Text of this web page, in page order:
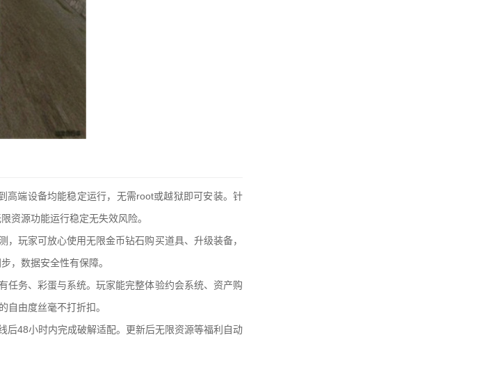
高端设备均能稳定运行，无需root或越狱即可安装。针
资源功能运行稳定无失效风险。
玩家可放心使用无限金币钻石购买道具、升级装备，
，数据安全性有保障。
任务、彩蛋与系统。玩家能完整体验约会系统、资产购
自由度丝毫不打折扣。
后48小时内完成破解适配。更新后无限资源等福利自动